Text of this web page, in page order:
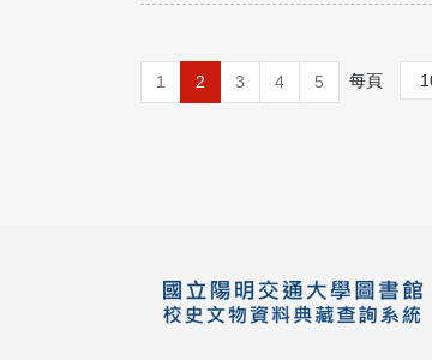
1 2 3 4 5 每頁